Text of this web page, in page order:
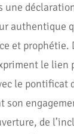
une
authentique
et prophétie.
le lien
le pontificat
son
de